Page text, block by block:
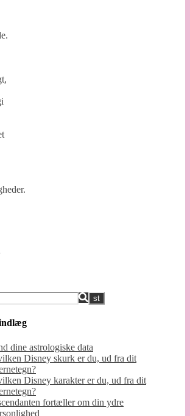
indlæg
dine astrologiske data
Disney skurk er du, ud fra dit
Disney karakter er du, ud fra dit
fortæller om din ydre